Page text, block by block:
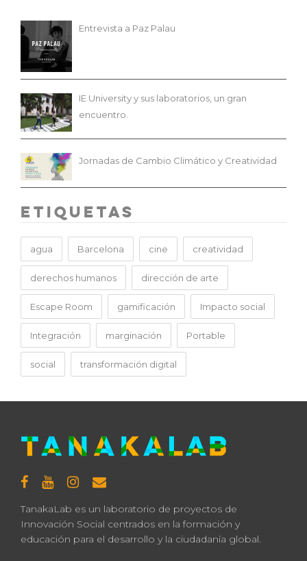
Entrevista a Paz Palau
IE University y sus laboratorios, un gran
encuentro.
Jornadas de Cambio Climático y Creatividad
Etiquetas
agua Barcelona cine creatividad
derechos humanos dirección de arte
Escape Room gamificación Impacto social
Integración marginación Portable
social transformación digital
TanakaLab es un laboratorio de proyectos de
Innovación Social centrados en la formación y
educación para el desarrollo y la ciudadanía global.